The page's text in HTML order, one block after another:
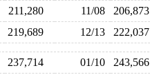
211,280 11/08
219,689 12/13
237,714 01/10